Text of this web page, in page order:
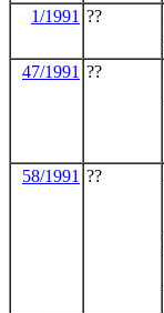
1/1991 ??
47/1991 ??
58/1991 ??